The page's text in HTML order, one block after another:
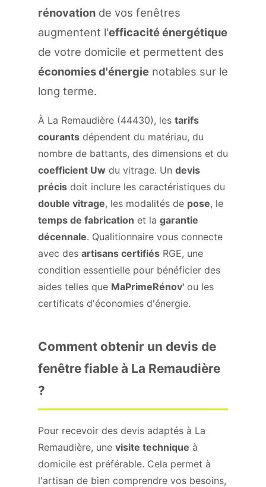
rénovation de vos fenêtres
augmentent l'efficacité énergétique
de votre domicile et permettent des
économies d'énergie notables sur le
long terme.
À La Remaudière (44430), les tarifs
courants dépendent du matériau, du
nombre de battants, des dimensions et du
coefficient Uw du vitrage. Un devis
précis doit inclure les caractéristiques du
double vitrage, les modalités de pose, le
temps de fabrication et la garantie
décennale. Qualitionnaire vous connecte
avec des artisans certifiés RGE, une
condition essentielle pour bénéficier des
aides telles que MaPrimeRénov' ou les
certificats d'économies d'énergie.
Comment obtenir un devis de
fenêtre fiable à La Remaudière
?
Pour recevoir des devis adaptés à La
Remaudière, une visite technique à
domicile est préférable. Cela permet à
l'artisan de bien comprendre vos besoins,